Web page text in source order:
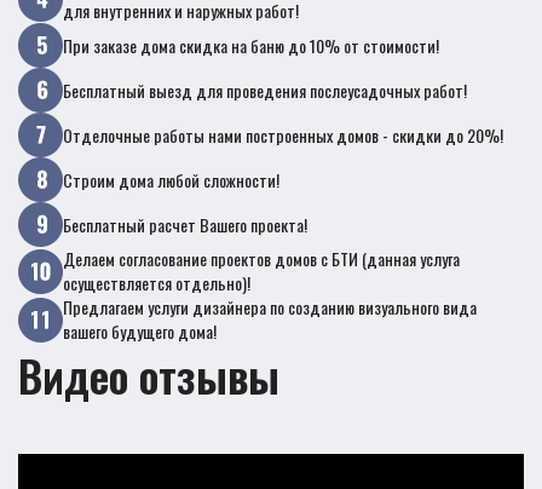
для внутренних и наружных работ!
При заказе дома скидка на баню до 10% от стоимости!
Бесплатный выезд для проведения послеусадочных работ!
Отделочные работы нами построенных домов - скидки до 20%!
Строим дома любой сложности!
Бесплатный расчет Вашего проекта!
Делаем согласование проектов домов с БТИ (данная услуга
осуществляется отдельно)!
Предлагаем услуги дизайнера по созданию визуального вида
вашего будущего дома!
Видео отзывы